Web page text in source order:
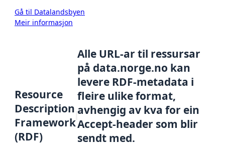
Gå til Datalandsbyen
Meir informasjon
Resource
Description
Framework
(RDF)
Alle URL-ar til ressursar
på data.norge.no kan
levere RDF-metadata i
fleire ulike format,
avhengig av kva for ein
Accept-header som blir
sendt med.